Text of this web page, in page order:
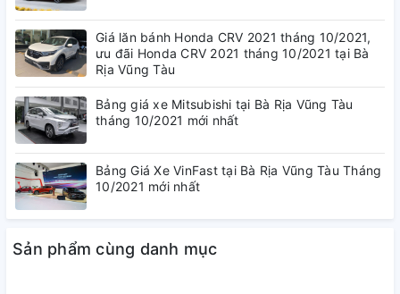
Kết nối WIFI 5Ghz
Xem & Tải Video trực tiếp từ thiết bị nhanh chóng
Ghi hình Super HD
Giá lăn bánh Honda CRV 2021 tháng 10/2021,
ưu đãi Honda CRV 2021 tháng 10/2021 tại Bà
Rịa Vũng Tàu
Bảng giá xe Mitsubishi tại Bà Rịa Vũng Tàu
tháng 10/2021 mới nhất
Bảng Giá Xe VinFast tại Bà Rịa Vũng Tàu Tháng
10/2021 mới nhất
Sản phẩm cùng danh mục